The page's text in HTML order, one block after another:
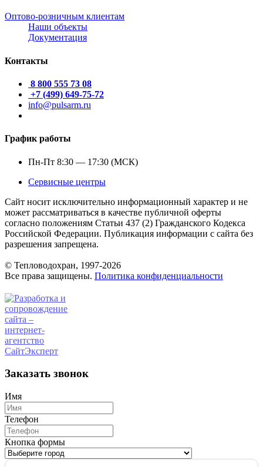
Оптово-розничным клиентам
Наши объекты
Документация
Контакты
8 800 555 73 08
+7 (499) 649-75-72
info@pulsarm.ru
График работы
Пн-Пт 8:30 — 17:30 (МСК)
Сервисные центры
Сайт носит исключительно информационный характер и не
может рассматриваться в качестве публичной оферты
согласно положениям Статьи 437 (2) Гражданского Кодекса
Российской Федерации. Публикация информации с сайта без
разрешения запрещена.
© Тепловодохран, 1997-2026
Все права защищены. Политика конфиденциальности
Заказать звонок
Имя
Телефон
Кнопка формы